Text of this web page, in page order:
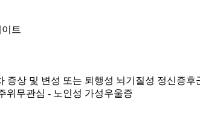
트
증상 및 변성 또는 퇴행성 뇌기질성 정신증
위무관심 - 노인성 가성우울증